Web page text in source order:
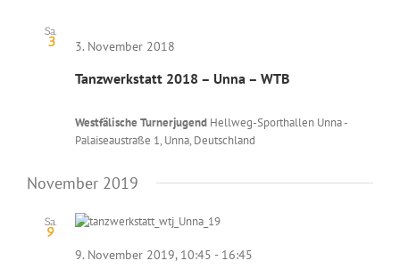
Sa.
3
Tanzwerkstatt 2018 – Unna – WTB
3. November 2018
Westfälische Turnerjugend Hellweg-Sporthallen Unna -
Palaiseaustraße 1, Unna, Deutschland
November 2019
Sa.
9
9. November 2019, 10:45 - 16:45